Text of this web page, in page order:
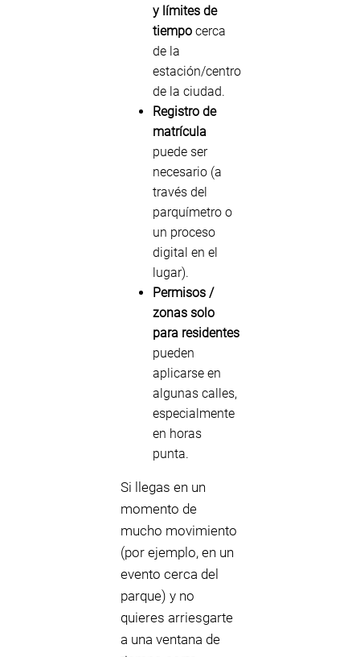
y límites de
tiempo cerca
de la
estación/centro
de la ciudad.
Registro de
matrícula
puede ser
necesario (a
través del
parquímetro o
un proceso
digital en el
lugar).
Permisos /
zonas solo
para residentes
pueden
aplicarse en
algunas calles,
especialmente
en horas
punta.
Si llegas en un
momento de
mucho movimiento
(por ejemplo, en un
evento cerca del
parque) y no
quieres arriesgarte
a una ventana de